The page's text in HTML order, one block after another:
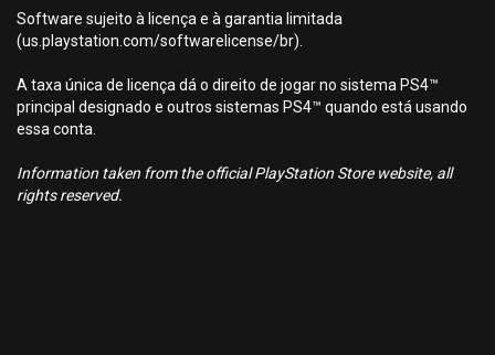
Software sujeito à licença e à garantia limitada
(us.playstation.com/softwarelicense/br).
A taxa única de licença dá o direito de jogar no sistema PS4™
principal designado e outros sistemas PS4™ quando está usando
essa conta.
Information taken from the official PlayStation Store website, all
rights reserved.